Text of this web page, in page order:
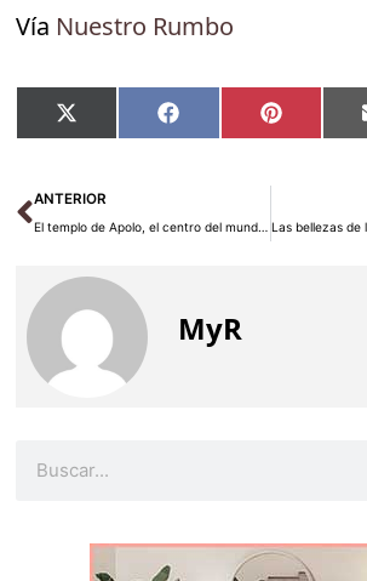
Vía Nuestro Rumbo
Compartir
en
X
(Twitter)
Compartir
en
Facebook Compartir
en
Pinterest
Ant
ANTERIOR
El templo de Apolo, el centro del mundo griego
MyR